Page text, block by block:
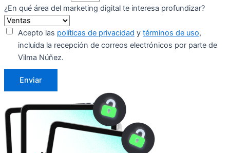
¿En qué área del marketing digital te interesa profundizar?
Acepto las políticas de privacidad y términos de uso,
incluida la recepción de correos electrónicos por parte de
Vilma Núñez.
Enviar